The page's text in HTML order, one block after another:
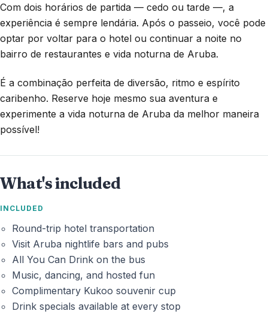
Com dois horários de partida — cedo ou tarde —, a
experiência é sempre lendária. Após o passeio, você pode
optar por voltar para o hotel ou continuar a noite no
bairro de restaurantes e vida noturna de Aruba.
É a combinação perfeita de diversão, ritmo e espírito
caribenho. Reserve hoje mesmo sua aventura e
experimente a vida noturna de Aruba da melhor maneira
possível!
What's included
INCLUDED
Round-trip hotel transportation
Visit Aruba nightlife bars and pubs
All You Can Drink on the bus
Music, dancing, and hosted fun
Complimentary Kukoo souvenir cup
Drink specials available at every stop